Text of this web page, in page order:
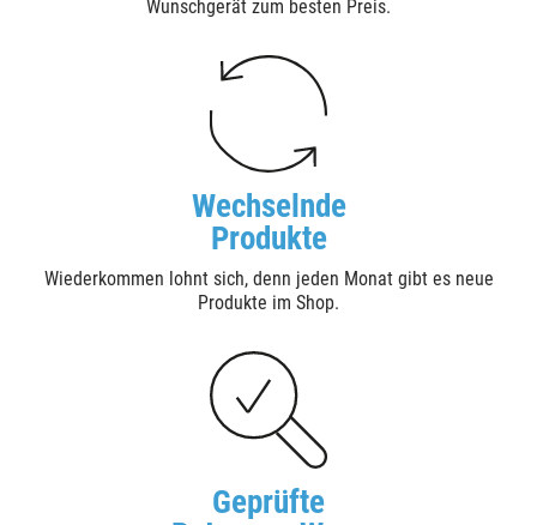
Wunschgerät zum besten Preis.
Wechselnde
Produkte
Wiederkommen lohnt sich, denn jeden Monat gibt es neue
Produkte im Shop.
Geprüfte